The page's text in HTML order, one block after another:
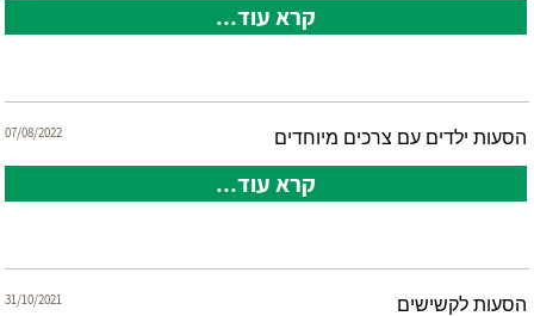
קרא עוד...
הסעות ילדים עם צרכים מיוחדים 07/08/2022
קרא עוד...
הסעות לקשישים 31/10/2021